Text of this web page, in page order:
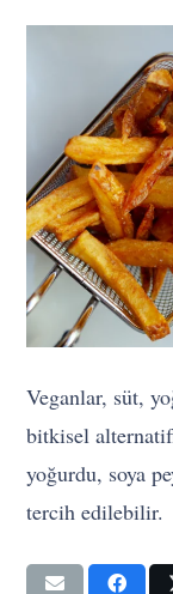
Veganlar, süt,
bitkisel
yoğurdu, soya
tercih edilebilir.